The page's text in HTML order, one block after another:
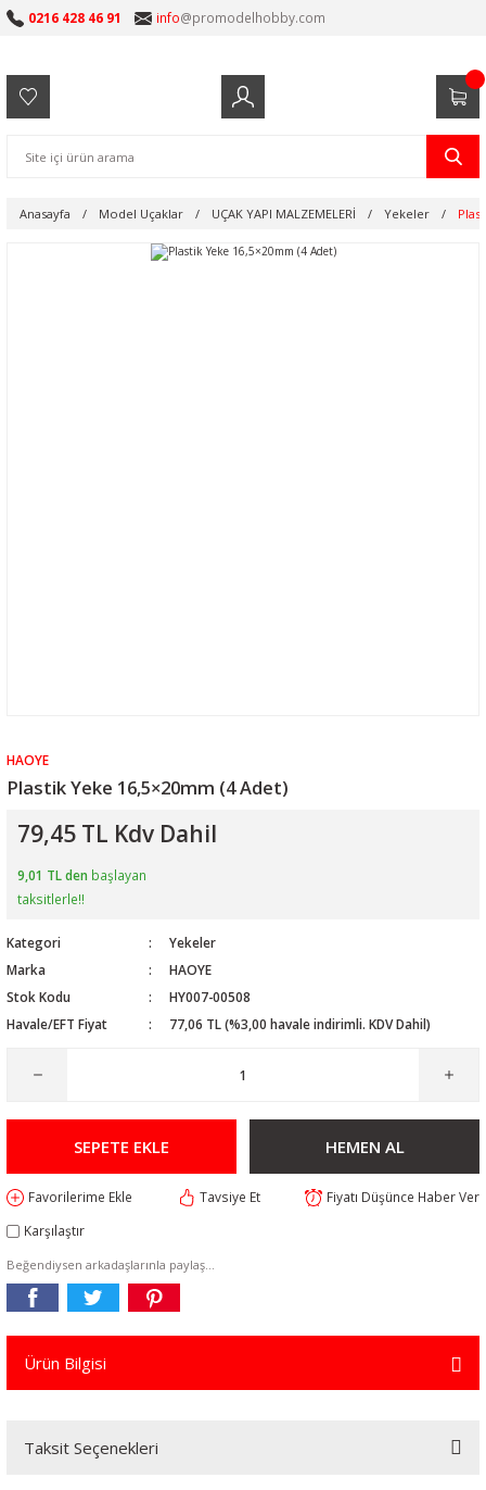
0216 428 46 91 info@promodelhobby.com
Anasayfa Model Uçaklar UÇAK YAPI MALZEMELERİ Yekeler
HAOYE
Plastik Yeke 16,5×20mm (4 Adet)
79,45 TL Kdv Dahil
9,01 TL den başlayan
taksitlerle!!
Kategori
Yekeler
Marka
HAOYE
Stok Kodu
HY007-00508
Havale/EFT Fiyat
77,06 TL (%3,00 havale indirimli. KDV Dahil)
SEPETE EKLE HEMEN AL
Tavsiye Et
Fiyatı Düşünce Haber Ver
Karşılaştır
Beğendiysen arkadaşlarınla paylaş...
Ürün Bilgisi
Taksit Seçenekleri